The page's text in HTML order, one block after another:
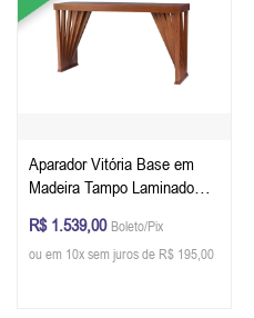
Aparador Vitória Base em
Madeira Tampo Laminado
Pinhão
R$ 1.539,00 Boleto/Pix
ou em 10x sem juros de R$ 195,00